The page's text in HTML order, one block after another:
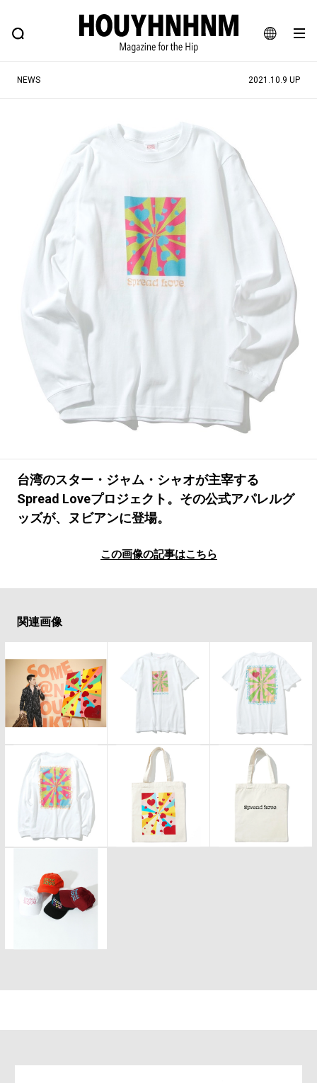
JA
EN
FEATURE BLOG SNAP
ヒップなファッション、カルチャー、ライフスタイルWEBマガジン
#SHOPPING ADDICT
#ESSENTIAL DESIGNS #古着サミット
#NEW VINTAGE #マイナーグッド図鑑
#路地裏てぃーん。 #MONTHLY JOURNAL
#GH 銘品の所以 #フイナムのYouTube
#Commune H #FOCUS IT
#ととけん #MOVIE
#LIFESTYLE
#SPORTS
NEWS 2021.10.9 UP
台湾のスター・ジャム・シャオが主宰する
Spread Loveプロジェクト。その公式アパレルグ
ッズが、ヌビアンに登場。
この画像の記事はこちら
関連画像